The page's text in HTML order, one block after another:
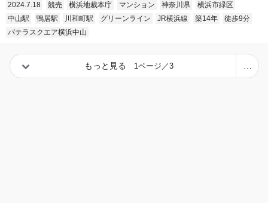
2024.7.18 競売 横浜地裁本庁 マンション 神奈川県
横浜市緑区
中山駅
鴨居駅 川和町駅 グリーンライン JR横浜線 築14年
徒歩9分
パテラスクエア横浜中山
もっと見る 1ページ／3